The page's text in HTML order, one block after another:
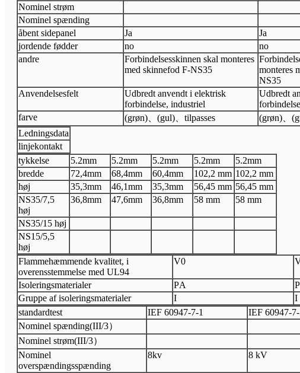
Nominel strøm
Nominel spænding
åbent sidepanel
Ja Ja
jordende fødder
no no
andre
Forbindelsesskinnen skal monteres
med skinnefod F-NS35
monteres
NS35
Anvendelsesfelt
Udbredt anvendt i elektrisk
forbindelse, industriel
Udbredt
farve
(grøn) (gul) tilpasses (grøn)
Ledningsdata
linjekontakt
tykkelse
5.2mm 5.2mm 5.2mm 5.2mm 5.2mm
bredde
72,4mm 68,4mm 60,4mm 102,2 mm 102,2 mm
høj
35,3mm 46,1mm 35,3mm 56,45 mm 56,45 mm
NS35/7,5
høj
36,8mm 47,6mm 36,8mm 58 mm 58 mm
NS35/15 høj
NS15/5,5
høj
Flammehæmmende kvalitet, i
overensstemmelse med UL94
V0
Isoleringsmaterialer PA P
Gruppe af isoleringsmaterialer
I I
standardtest
IEF 60947-7-1 IEF 60947-7-
Nominel spænding(III/3）
Nominel strøm(III/3）
Nominel
overspændingsspænding
8kv 8 kV